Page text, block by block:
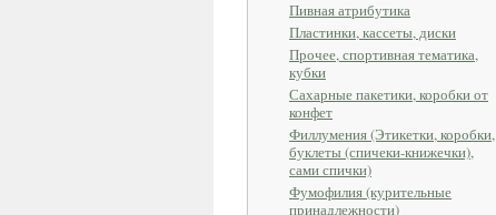
Пивная атрибутика
Пластинки, кассеты, диски
Прочее, спортивная тематика,
кубки
Сахарные пакетики, коробки от
конфет
Филлумения (Этикетки, коробки,
буклеты (спичеки-книжечки),
сами спички)
Фумофилия (курительные
принадлежности)